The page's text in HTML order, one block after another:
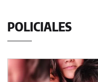
POLICIALES